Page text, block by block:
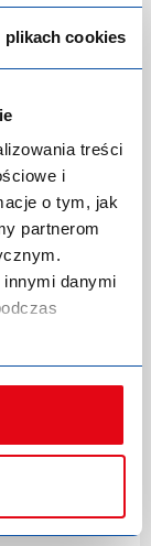
plikach cookies
treści
i
o tym, jak
partnerom
danymi
hamulcem